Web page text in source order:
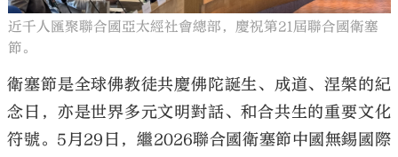
近千人匯聚聯合國亞太經社會總部，慶祝第21屆聯合國衛塞
節。
衛塞節是全球佛教徒共慶佛陀誕生、成道、涅槃的紀
念日，亦是世界多元文明對話、和合共生的重要文化
符號。5月29日，繼2026聯合國衛塞節中國無錫國際